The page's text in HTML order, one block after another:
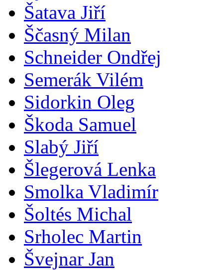
Šatava Jiří
Ščasný Milan
Schneider Ondřej
Semerák Vilém
Sidorkin Oleg
Škoda Samuel
Slabý Jiří
Šlegerová Lenka
Smolka Vladimír
Šoltés Michal
Srholec Martin
Švejnar Jan